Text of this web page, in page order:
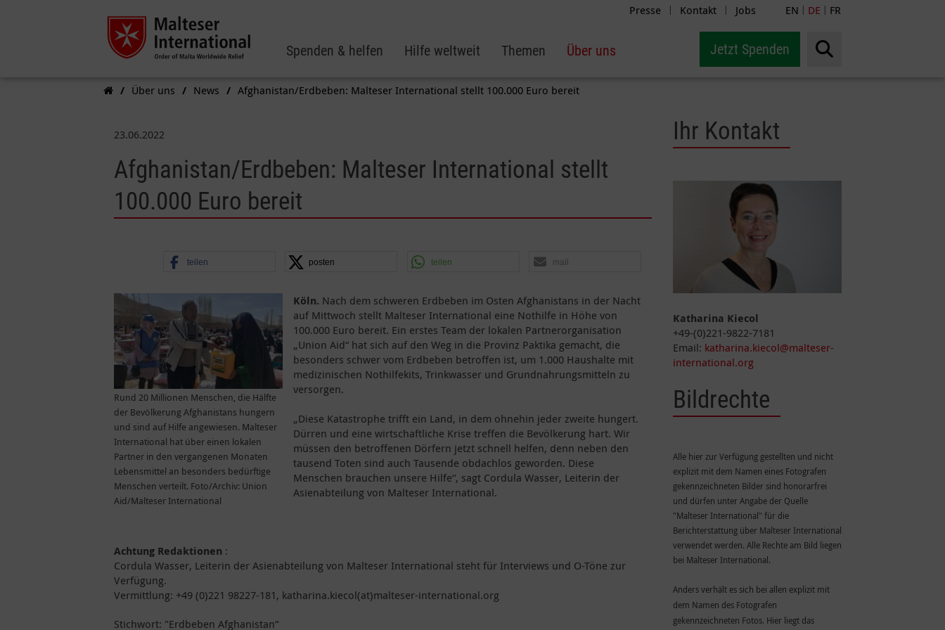
Presse | Kontakt | Jobs EN | DE | FR
Spenden & helfen Hilfe weltweit Themen Über uns Jetzt Spenden
Über uns News Afghanistan/Erdbeben: Malteser International stellt 100.000 Euro bereit
23.06.2022
Afghanistan/Erdbeben: Malteser International stellt
100.000 Euro bereit
teilen posten teilen mail
Rund 20 Millionen Menschen, die Hälfte
der Bevölkerung Afghanistans hungern
und sind auf Hilfe angewiesen. Malteser
International hat über einen lokalen
Partner in den vergangenen Monaten
Lebensmittel an besonders bedürftige
Menschen verteilt. Foto/Archiv: Union
Aid/Malteser International
Köln. Nach dem schweren Erdbeben im Osten Afghanistans in der Nacht
auf Mittwoch stellt Malteser International eine Nothilfe in Höhe von
100.000 Euro bereit. Ein erstes Team der lokalen Partnerorganisation
„Union Aid“ hat sich auf den Weg in die Provinz Paktika gemacht, die
besonders schwer vom Erdbeben betroffen ist, um 1.000 Haushalte mit
medizinischen Nothilfekits, Trinkwasser und Grundnahrungsmitteln zu
versorgen.
„Diese Katastrophe trifft ein Land, in dem ohnehin jeder zweite hungert.
Dürren und eine wirtschaftliche Krise treffen die Bevölkerung hart. Wir
müssen den betroffenen Dörfern jetzt schnell helfen, denn neben den
tausend Toten sind auch Tausende obdachlos geworden. Diese
Menschen brauchen unsere Hilfe“, sagt Cordula Wasser, Leiterin der
Asienabteilung von Malteser International.
Achtung Redaktionen :
Cordula Wasser, Leiterin der Asienabteilung von Malteser International steht für Interviews und O-Töne zur
Verfügung.
Vermittlung: +49 (0)221 98227-181, katharina.kiecol(at)malteser-international.org
Stichwort: "Erdbeben Afghanistan“
Ihr Kontakt
Katharina Kiecol
+49-(0)221-9822-7181
Email: katharina.kiecol@malteser-
international.org
Bildrechte
Alle hier zur Verfügung gestellten und nicht
explizit mit dem Namen eines Fotografen
gekennzeichneten Bilder sind honorarfrei
und dürfen unter Angabe der Quelle
"Malteser International" für die
Berichterstattung über Malteser International
verwendet werden. Alle Rechte am Bild liegen
bei Malteser International.
Anders verhält es sich bei allen explizit mit
dem Namen des Fotografen
gekennzeichneten Fotos. Hier liegt das